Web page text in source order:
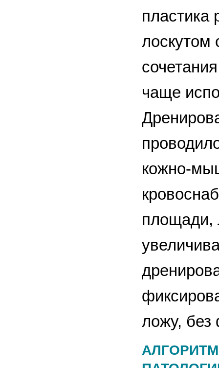
лоскутом
чаще
кожно-
площади,
ложу,